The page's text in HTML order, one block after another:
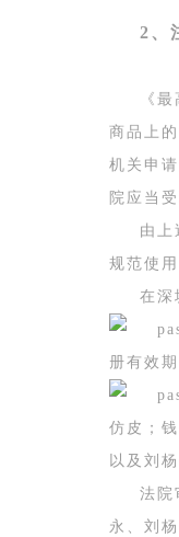
2、
《
商品上
机关申
院应当
由上
规范使用
在深
册有效
仿皮；
以及刘
法院
永、刘